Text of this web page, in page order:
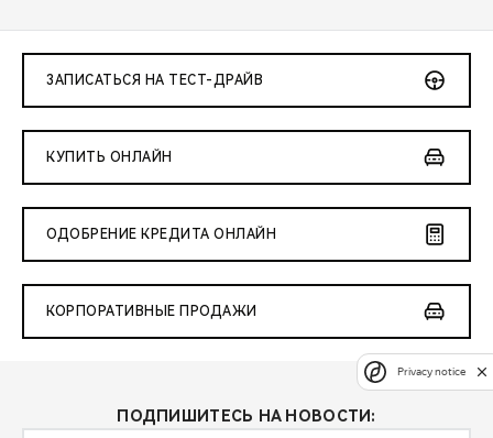
ЗАПИСАТЬСЯ НА ТЕСТ-ДРАЙВ
КУПИТЬ ОНЛАЙН
ОДОБРЕНИЕ КРЕДИТА ОНЛАЙН
КОРПОРАТИВНЫЕ ПРОДАЖИ
ПОДПИШИТЕСЬ НА НОВОСТИ:
Privacy notice